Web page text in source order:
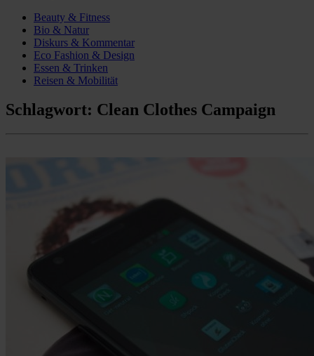
Beauty & Fitness
Bio & Natur
Diskurs & Kommentar
Eco Fashion & Design
Essen & Trinken
Reisen & Mobilität
Schlagwort: Clean Clothes Campaign